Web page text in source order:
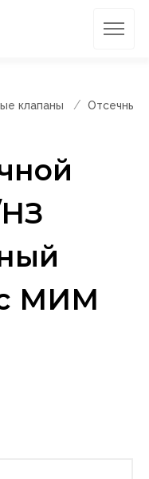
клапаны Отсечные
МИМ